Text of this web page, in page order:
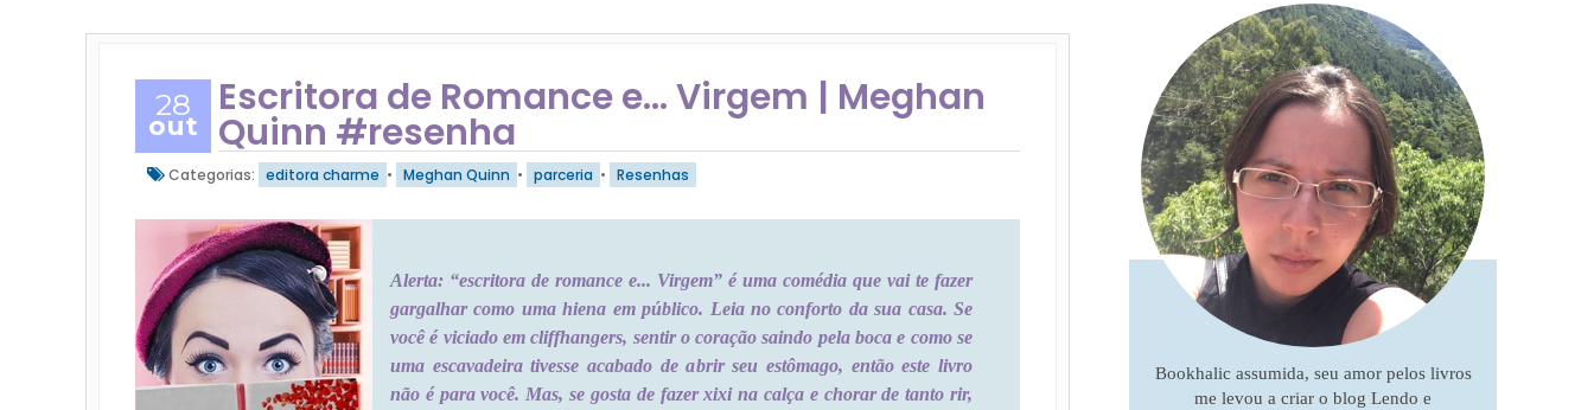
28
out
Escritora de Romance e... Virgem | Meghan
Quinn #resenha
Categorias: editora charme • Meghan Quinn • parceria • Resenhas
Alerta: “escritora de romance e... Virgem” é uma comédia que vai te fazer
gargalhar como uma hiena em público. Leia no conforto da sua casa. Se
você é viciado em cliffhangers, sentir o coração saindo pela boca e como se
uma escavadeira tivesse acabado de abrir seu estômago, então este livro
não é para você. Mas, se gosta de fazer xixi na calça e chorar de tanto rir,
Bookhalic assumida, seu amor pelos livros
me levou a criar o blog Lendo e